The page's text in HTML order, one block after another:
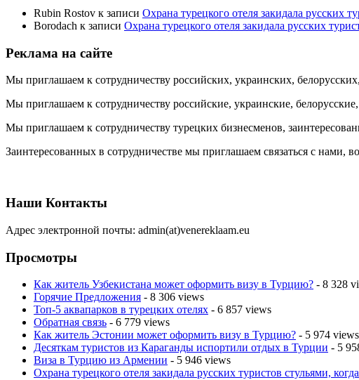
Rubin Rostov к записи Охрана турецкого отеля закидала русских
Borodach к записи Охрана турецкого отеля закидала русских
Реклама на сайте
Мы приглашаем к сотрудничеству российских, украинских,
Мы приглашаем к сотрудничеству российские, украинские,
Мы приглашаем к сотрудничеству турецких бизнесменов,
Заинтересованных в сотрудничестве мы приглашаем связаться с нами,
Наши Контакты
Адрес электронной почты: admin(at)venereklaam.eu
Просмотры
Как житель Узбекистана может оформить визу в Турцию? - 8 328
Горячие Предложения - 8 306 views
Топ-5 аквапарков в турецких отелях - 6 857 views
Обратная связь - 6 779 views
Как житель Эстонии может оформить визу в Турцию? - 5 974 views
Десяткам туристов из Караганды испортили отдых в Турции - 5
Виза в Турцию из Армении - 5 946 views
Охрана турецкого отеля закидала русских туристов стульями,